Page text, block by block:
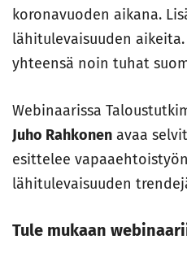
koronavuoden aikana.
lähitulevaisuuden aikeita.
yhteensä noin tuhat
Webinaarissa
Juho Rahkonen avaa
esittelee
lähitulevaisuuden
Tule mukaan